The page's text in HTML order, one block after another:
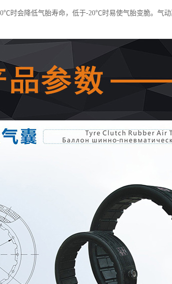
时会降低气胎寿命，低于-20℃时易使气胎变脆。气